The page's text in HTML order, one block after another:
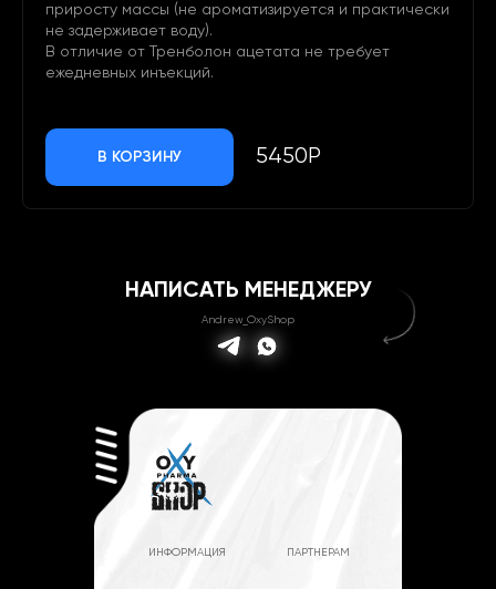
приросту массы (не ароматизируется и практически
не задерживает воду).
В отличие от Тренболон ацетата не требует
ежедневных инъекций.
В КОРЗИНУ 5450Р
НАПИСАТЬ МЕНЕДЖЕРУ
Andrew_OxyShop
ИНФОРМАЦИЯ ПАРТНЕРАМ